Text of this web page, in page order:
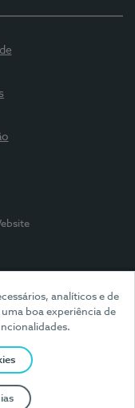
analíticos e de
boa experiência de